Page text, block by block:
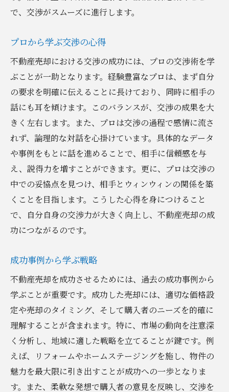
データを基にした戦略的判断
動向分析から見えるチャンス
専門家の意見を参考にする方法
効果的な交渉で不動産売却を成功に導く
成功事例から学ぶ交渉の秘訣
交渉成功のための準備と計画
合意形成のための効果的なアプローチ
最適な交渉結果を目指す方法
交渉終了後の効果的なフォローアップ
長期的な関係構築の重要性
で、交渉がスムーズに進行します。
プロから学ぶ交渉の心得
不動産売却における交渉の成功には、プロの交渉術を学
ぶことが一助となります。経験豊富なプロは、まず自分
の要求を明確に伝えることに長けており、同時に相手の
話にも耳を傾けます。このバランスが、交渉の成果を大
きく左右します。また、プロは交渉の過程で感情に流さ
れず、論理的な対話を心掛けています。具体的なデータ
や事例をもとに話を進めることで、相手に信頼感を与
え、説得力を増すことができます。更に、プロは交渉の
中での妥協点を見つけ、相手とウィンウィンの関係を築
くことを目指します。こうした心得を身につけること
で、自分自身の交渉力が大きく向上し、不動産売却の成
功につながるのです。
成功事例から学ぶ戦略
不動産売却を成功させるためには、過去の成功事例から
学ぶことが重要です。成功した売却には、適切な価格設
定や売却のタイミング、そして購入者のニーズを的確に
理解することが含まれます。特に、市場の動向を注意深
く分析し、地域に適した戦略を立てることが鍵です。例
えば、リフォームやホームステージングを施し、物件の
魅力を最大限に引き出すことが成功への一歩となりま
す。また、柔軟な発想で購入者の意見を反映し、交渉を